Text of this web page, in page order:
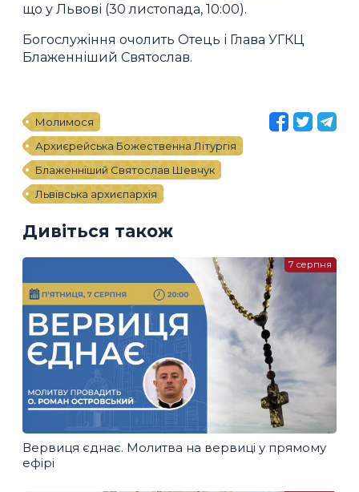
що у Львові (30 листопада, 10:00).
Богослужіння очолить Отець і Глава УГКЦ
Блаженніший Святослав.
Молимося
Архиєрейська Божественна Літургія
Блаженніший Святослав Шевчук
Львівська архиєпархія
Дивіться також
Вервиця єднає. Молитва на вервиці у прямому
ефірі
7 серпня